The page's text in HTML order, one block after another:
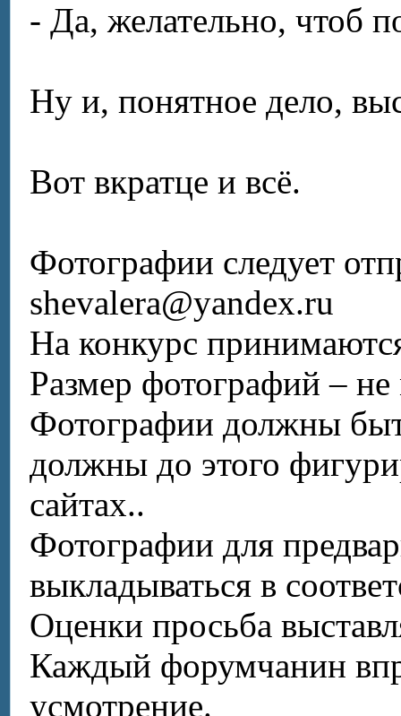
- Да, желательно, чтоб
Ну и, понятное дело,
Вот вкратце и всё.
Фотографии следует
shevalera@yandex.ru
На конкурс
Размер фотографий –
Фотографии должны
должны до этого
сайтах..
Фотографии для
выкладываться в
Оценки просьба
Каждый форумчанин
усмотрение.